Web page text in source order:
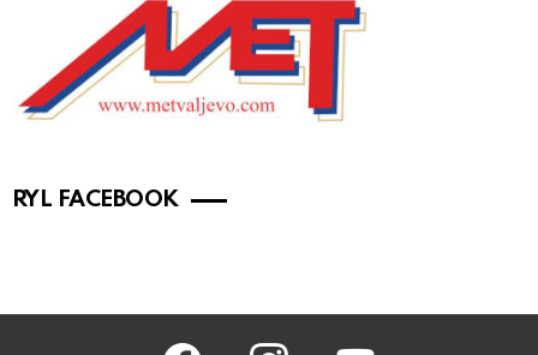
RYL FACEBOOK
facebook instagram